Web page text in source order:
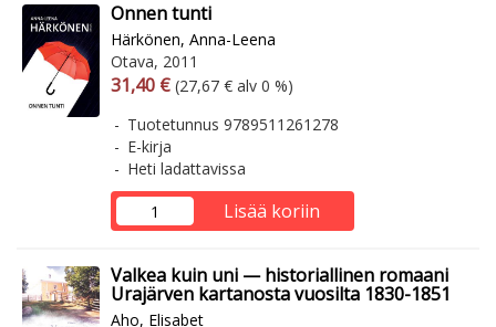
Onnen tunti
Härkönen, Anna-Leena
Otava, 2011
Arvonlisäverollinen hinta
31,40 € Arvonlisäveroton hinta
(27,67 € alv 0 %)
Tuotetunnus 9789511261278
E-kirja
Heti ladattavissa
Lisää koriin
Valkea kuin uni — historiallinen romaani
Urajärven kartanosta vuosilta 1830-1851
Aho, Elisabet